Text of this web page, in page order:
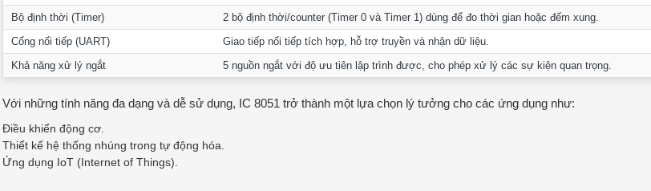
Bộ định thời (Timer)
2 bộ định thời/counter (Timer 0 và Timer 1) dùng để đo thời gian hoặc đếm xung.
Cổng nối tiếp (UART)
Giao tiếp nối tiếp tích hợp, hỗ trợ truyền và nhận dữ liệu.
Khả năng xử lý ngắt
5 nguồn ngắt với độ ưu tiên lập trình được, cho phép xử lý các sự kiện quan trọng.
Với những tính năng đa dạng và dễ sử dụng, IC 8051 trở thành một lựa chọn lý tưởng cho các ứng dụng như:
Điều khiển động cơ.
Thiết kế hệ thống nhúng trong tự động hóa.
Ứng dụng IoT (Internet of Things).